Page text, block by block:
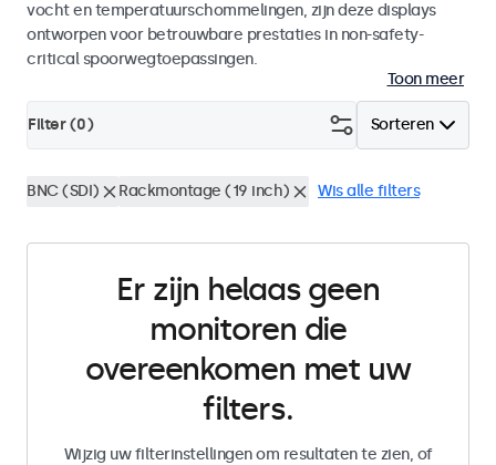
vocht en temperatuurschommelingen, zijn deze displays
ontworpen voor betrouwbare prestaties in non-safety-
critical spoorwegtoepassingen.
Toon meer
Sorteren
Filter (0)
BNC (SDI) Rackmontage (19 inch) Wis alle filters
Er zijn helaas geen
monitoren die
overeenkomen met uw
filters.
Wijzig uw filterinstellingen om resultaten te zien, of